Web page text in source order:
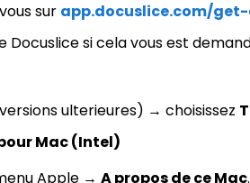
sur app.docuslice.com/
si cela vous est
versions ulterieures) → choisissez
Mac (Intel)
Apple → A propos de ce Mac